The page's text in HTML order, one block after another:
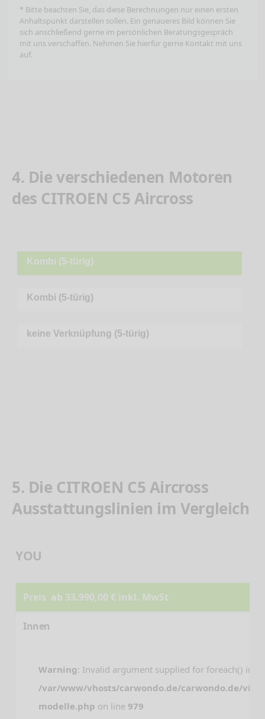
* Bitte beachten Sie, das diese Berechnungen nur einen ersten
Anhaltspunkt darstellen sollen. Ein genaueres Bild können Sie
sich anschließend gerne im persönlichen Beratungsgespräch
mit uns verschaffen. Nehmen Sie hierfür gerne Kontakt mit uns
auf.
4. Die verschiedenen Motoren
des CITROEN C5 Aircross
Kombi (5-türig)
Kombi (5-türig)
keine Verknüpfung (5-türig)
5. Die CITROEN C5 Aircross
Ausstattungslinien im Vergleich
YOU
Preis ab 33.990,00 € inkl. MwSt
Innen
Warning : Invalid argument supplied for foreach() in
/var/www/vhosts/carwondo.de/carwondo.de/
modelle.php on line 979